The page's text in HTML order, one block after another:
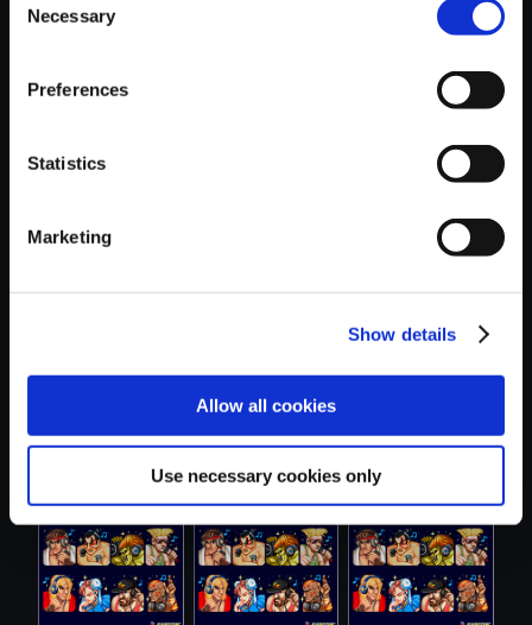
Selection
Necessary
Preferences
Statistics
Marketing
Show details
Allow all cookies
Use necessary cookies only
おすすめ商品
トファイター...
【単曲】ストリー
トファイター...
トファイター...